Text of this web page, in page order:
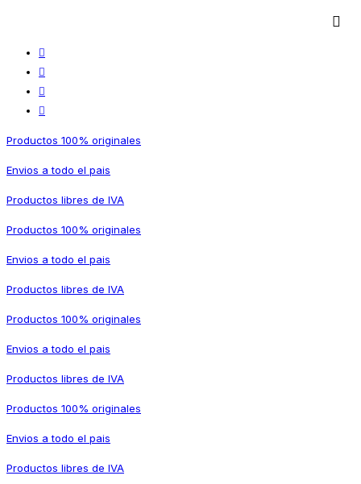
Productos 100% originales
Envios a todo el pais
Productos libres de IVA
Productos 100% originales
Envios a todo el pais
Productos libres de IVA
Productos 100% originales
Envios a todo el pais
Productos libres de IVA
Productos 100% originales
Envios a todo el pais
Productos libres de IVA